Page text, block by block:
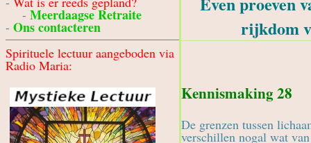
- Meerdaagse Retraite
- Ons contacteren
Spirituele lectuur aangeboden via
Radio Maria:
rijkdom
Kennismaking 28
De grenzen tussen
verschillen nogal wat